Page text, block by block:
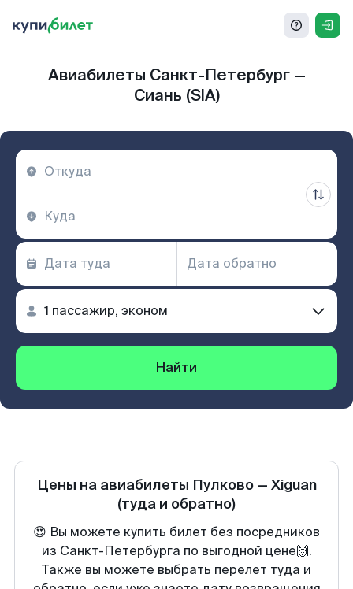
Авиабилеты Санкт-Петербург —
Сиань (SIA)
Найти
Цены на авиабилеты Пулково— Xiguan
(туда и обратно)
😍 Вы можете купить билет без посредников
из Санкт-Петербурга по выгодной цене🙌.
Также вы можете выбрать перелет туда и